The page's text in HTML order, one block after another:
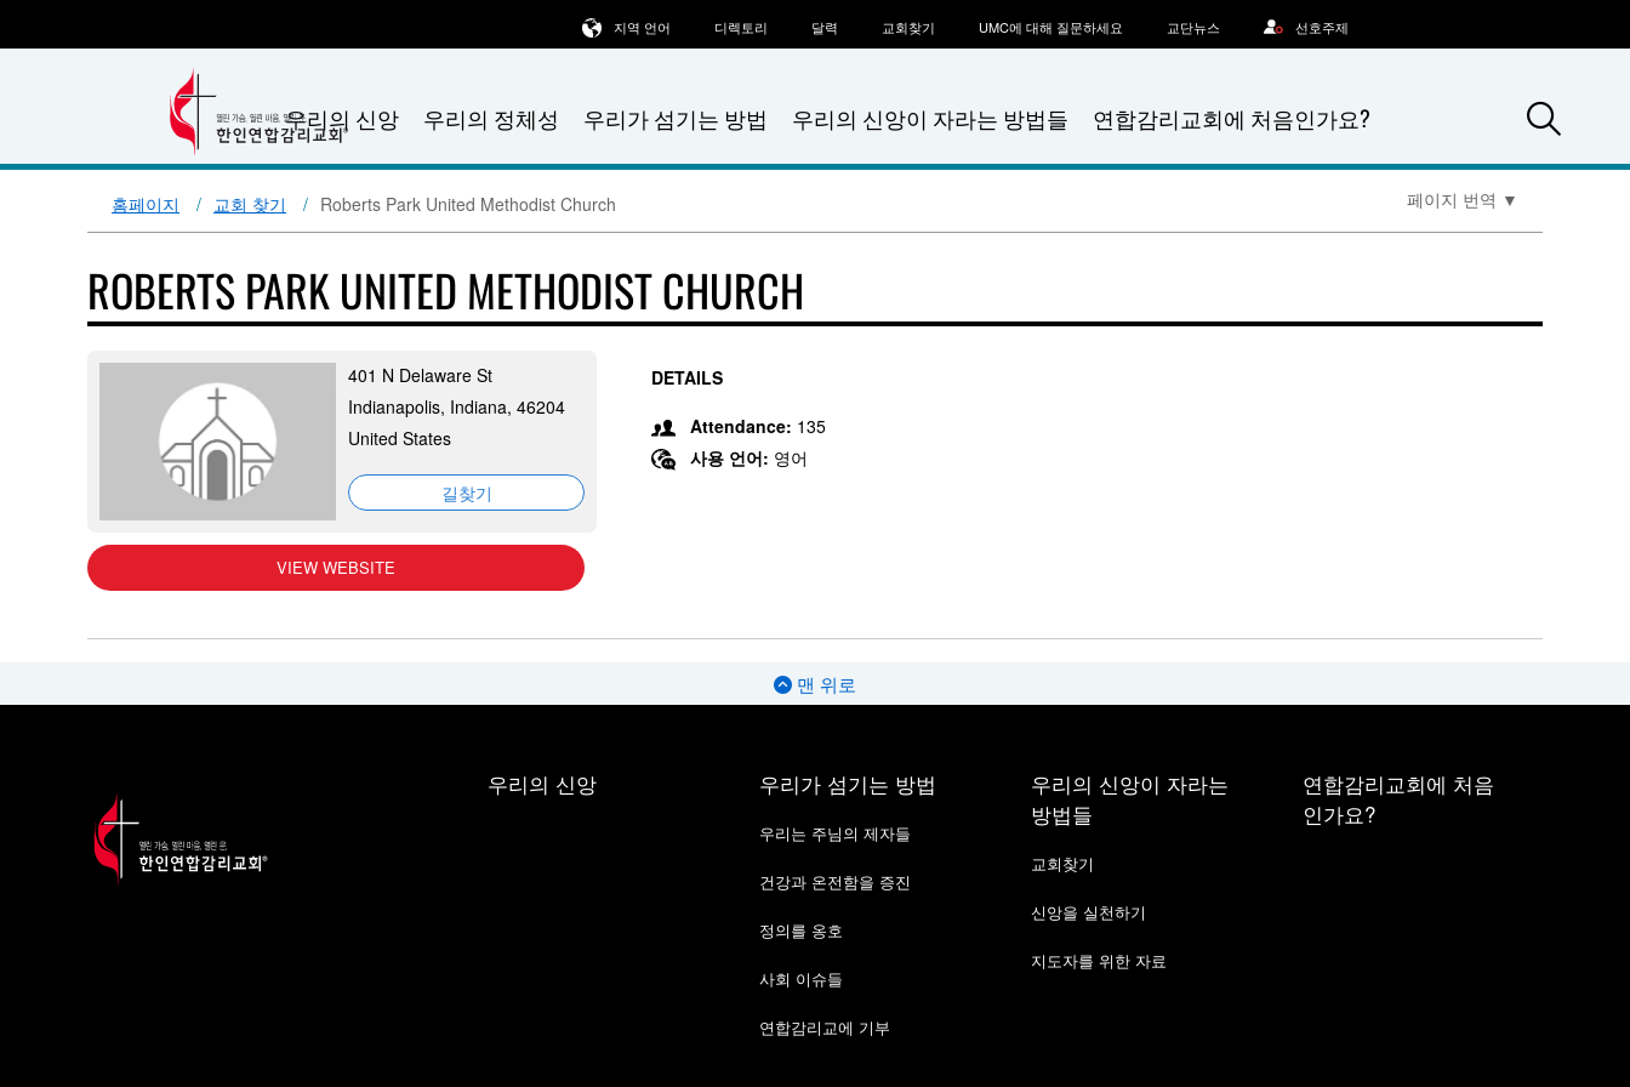
우리의 신앙 우리의 정체성 우리가 섬기는 방법 우리의 신앙이 자라는 방법들 연합감리교회에 처음인가요?
지역 언어 디렉토리 달력 교회찾기 UMC에 대해 질문하세요 교단뉴스 선호주제
홈페이지 교회 찾기 Roberts Park United Methodist Church 페이지 번역 ▼
ROBERTS PARK UNITED METHODIST CHURCH
401 N Delaware St
Indianapolis, Indiana, 46204
United States
길찾기
VIEW WEBSITE
DETAILS
Attendance: 135
사용 언어: 영어
맨 위로
우리의 신앙 우리가 섬기는 방법
우리는 주님의 제자들
건강과 온전함을 증진
정의를 옹호
사회 이슈들
연합감리교에 기부
우리의 신앙이 자라는
방법들
교회찾기
신앙을 실천하기
지도자를 위한 자료
연합감리교회에 처음
인가요?